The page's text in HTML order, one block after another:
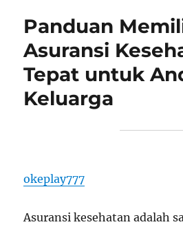
Panduan
Asuransi
Tepat untuk
Keluarga
okeplay777
Asuransi kesehatan adalah